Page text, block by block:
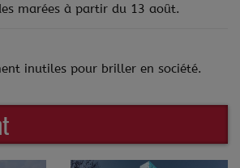
marées à partir du 13 août.
inutiles pour briller en société.